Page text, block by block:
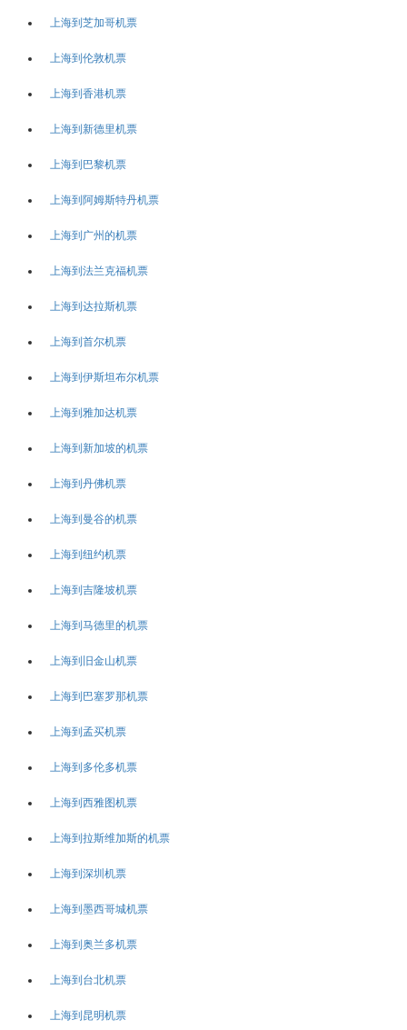
上海到芝加哥机票
上海到伦敦机票
上海到香港机票
上海到新德里机票
上海到巴黎机票
上海到阿姆斯特丹机票
上海到广州的机票
上海到法兰克福机票
上海到达拉斯机票
上海到首尔机票
上海到伊斯坦布尔机票
上海到雅加达机票
上海到新加坡的机票
上海到丹佛机票
上海到曼谷的机票
上海到纽约机票
上海到吉隆坡机票
上海到马德里的机票
上海到旧金山机票
上海到巴塞罗那机票
上海到孟买机票
上海到多伦多机票
上海到西雅图机票
上海到拉斯维加斯的机票
上海到深圳机票
上海到墨西哥城机票
上海到奥兰多机票
上海到台北机票
上海到昆明机票